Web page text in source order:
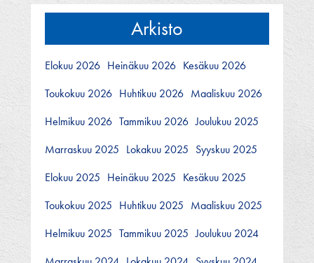
Arkisto
Elokuu 2026 Heinäkuu 2026 Kesäkuu 2026
Toukokuu 2026 Huhtikuu 2026 Maaliskuu 2026
Helmikuu 2026 Tammikuu 2026 Joulukuu 2025
Marraskuu 2025 Lokakuu 2025 Syyskuu 2025
Elokuu 2025 Heinäkuu 2025 Kesäkuu 2025
Toukokuu 2025 Huhtikuu 2025 Maaliskuu 2025
Helmikuu 2025 Tammikuu 2025 Joulukuu 2024